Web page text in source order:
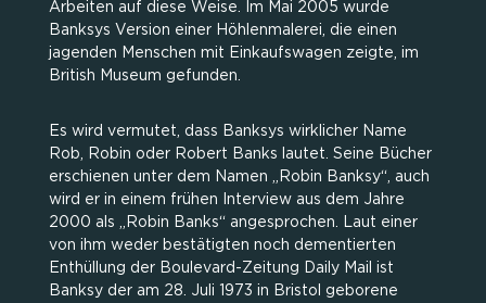
Arbeiten auf diese Weise. Im Mai 2005 wurde
Banksys Version einer Höhlenmalerei, die einen
jagenden Menschen mit Einkaufswagen zeigte, im
British Museum gefunden.
Es wird vermutet, dass Banksys wirklicher Name
Rob, Robin oder Robert Banks lautet. Seine Bücher
erschienen unter dem Namen „Robin Banksy“, auch
wird er in einem frühen Interview aus dem Jahre
2000 als „Robin Banks“ angesprochen. Laut einer
von ihm weder bestätigten noch dementierten
Enthüllung der Boulevard-Zeitung Daily Mail ist
Banksy der am 28. Juli 1973 in Bristol geborene